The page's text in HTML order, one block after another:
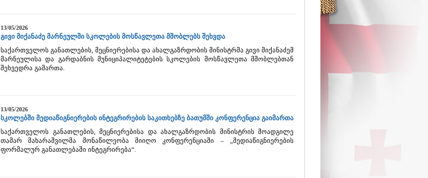
13/05/2026
გივი მიქანაძე მარნეულში სკოლების მოსწავლეთა მშობლებს შეხვდა
საქართველოს განათლების, მეცნიერებისა და ახალგაზრდობის მინისტრმა გივი მიქანაძემ
მარნეულისა და გარდაბნის მუნიციპალიტეტების სკოლების მოსწავლეთა მშობლებთან
შეხვედრა გამართა.
13/05/2026
სკოლებში მედიაწიგნიერების ინტეგრირების საკითხებზე ბათუმში კონფერენცია გაიმართა
საქართველოს განათლების, მეცნიერებისა და ახალგაზრდობის მინისტრის მოადგილე
თამარ მახარაშვილმა მონაწილეობა მიიღო კონფერენციაში – „მედიაწიგნიერების
ფორმალურ განათლებაში ინტეგრირება“.